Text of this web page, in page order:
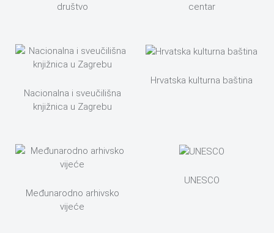
društvo
centar
Nacionalna i sveučilišna
knjižnica u Zagrebu
Hrvatska kulturna baština
Međunarodno arhivsko
vijeće
UNESCO